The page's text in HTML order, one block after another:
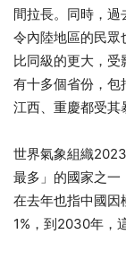
間拉長。同時，過
令內陸地區的民眾
比同級的更大，
有十多個省份，包
江西、重慶都受其
世界氣象組織
最多」的國家之一
在去年也指中國因
1%，到2030年，